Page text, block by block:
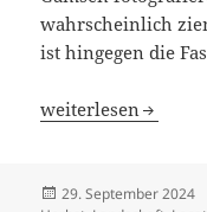
wahrscheinlich
ist hingegen die
Galerie 264 –
weiterlesen
Veröffentlicht
29. September 2024